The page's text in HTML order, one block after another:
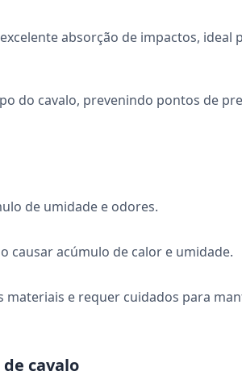
absorção de impactos, ideal
do cavalo, prevenindo pontos de
de umidade e odores.
causar acúmulo de calor e umidade.
materiais e requer cuidados para
cavalo